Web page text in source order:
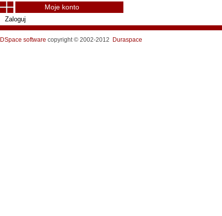
Moje konto
Zaloguj
DSpace software copyright © 2002-2012 Duraspace